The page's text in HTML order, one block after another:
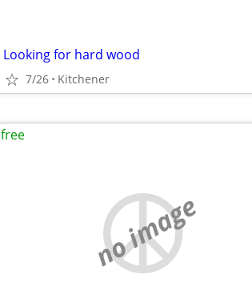
Looking for hard wood
7/26 Kitchener
no image
free